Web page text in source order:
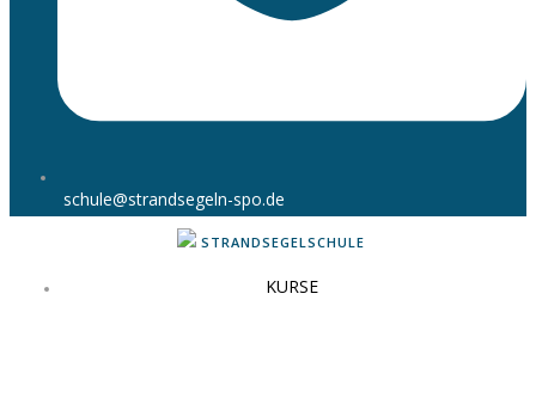
schule@strandsegeln-spo.de
STRANDSEGELSCHULE
KURSE